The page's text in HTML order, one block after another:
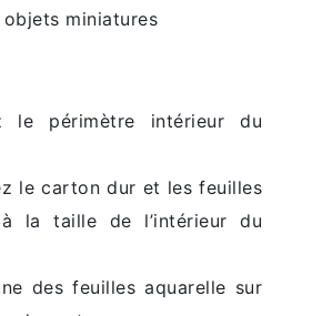
miniatures
le périmètre intérieur du
le carton dur et les feuilles
à la taille de l’intérieur du
des feuilles aquarelle sur